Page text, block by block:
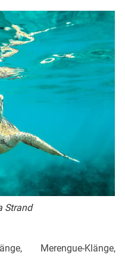
Strand
Merengue-Klänge,